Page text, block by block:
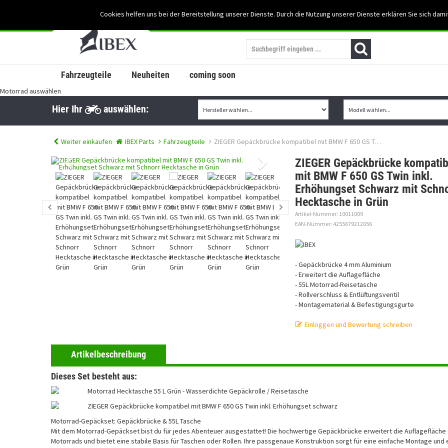
Cookies helfen uns bei der Bereitstellung unserer Dienste. Durch die Nutzung unserer Dienste erklären Sie sich
Mein Konto Support: 03501-
Fahrzeugteile Neuheiten coming soon
Motorrad auswählen
Hier Ihr auswählen:
Weiter einkaufen IBEX Parts Fahrzeugteile ZIEGER Gepäckbrücke kompatibel mit BMW F 650 GS T…
ZIEGER Gepäckbrücke
mit BMW F 650 GS Twin inkl.
Erhöhungset Schwarz mit
Hecktasche in Grün
Artikel-Nummer: 10011009
EAN-Nummer: 4255679212056
- Gepäckbrücke 4 mm Aluminium
- Erweitert die Auflagefläche
- 55L Motorrad-Reisetasche
- Rollverschluss & Entlüftungsventil
- Montagematerial & Befestigungsgurte
Einloggen und Bewertung schreiben
Artikelbeschreibung
Dieses Set besteht aus:
Motorrad Hecktasche 55 L Grün - Wasserdichte Gepäckrolle / Reisetasche
ZIEGER Gepäckbrücke kompatibel mit BMW F 650 GS Twin inkl. Erhöhungset schwarz
Motorrad-Gepäckset: Gepäckbrücke & 55L Tasche
Mit dem Motorrad-Gepäckset bist du für jedes Abenteuer ausgestattet! Die hochwertige Gepäckbrücke erweitert die Auflagefläche
Motorrads und bietet eine stabile Basis für Taschen oder Rollen. Ihre passgenaue Konstruktion sorgt für eine einfache Montage und